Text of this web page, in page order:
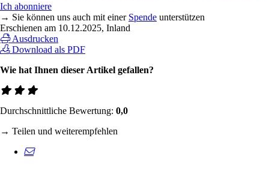
Ich abonniere
→ Sie können uns auch mit einer Spende unterstützen
Erschienen am 10.12.2025, Inland
Ausdrucken
Download als PDF
Wie hat Ihnen dieser Artikel gefallen?
Durchschnittliche Bewertung: 0,0
→ Teilen und weiterempfehlen